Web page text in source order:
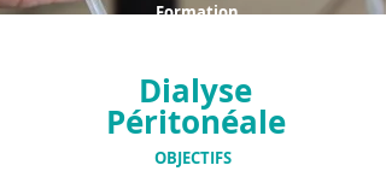
Formation
Dialyse
Péritonéale
OBJECTIFS